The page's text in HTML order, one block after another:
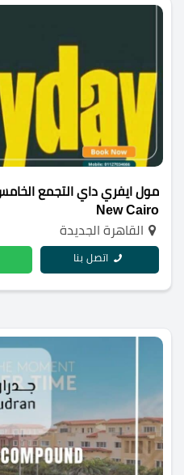
New Cairo
القاهرة الجديدة
اتصل بنا